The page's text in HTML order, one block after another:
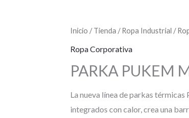
Inicio /Tienda /Ropa Industrial /
Ropa Corporativa
PARKA PUKEM
La nueva línea de parkas
integrados con calor, crea una